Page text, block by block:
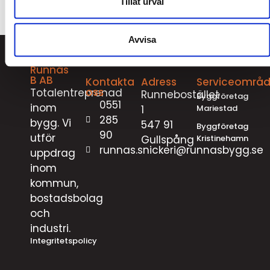
Avvisa
Runnäs
B AB
Totalentreprenad
inom
bygg. Vi
utför
uppdrag
inom
kommun,
bostadsbolag
och
industri.
Integritetspolicy
Kontakta
oss
0551
285
90
runnas.snickeri@runnasbygg.se
Adress
Runnebostället
1
547 91
Gullspång
Byggföretag
Mariestad
Byggföretag
Kristinehamn